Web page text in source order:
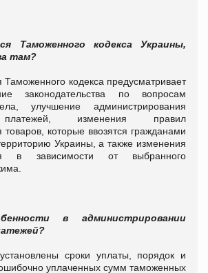
Таможенного кодекса Украины,
там?
кодекса предусматривает
законодательства по вопросам
улучшение администрирования
изменения правил
товаров, которые ввозятся гражданами
Украины, а также изменения
в зависимости от выбранного
в администрировании
сроки уплаты, порядок и
уплаченных сумм таможенных